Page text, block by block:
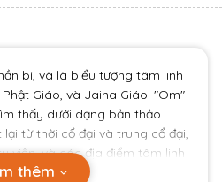
bí, và là biểu tượng tâm linh
Giáo, và Jaina Giáo. "Om"
thấy dưới dạng bản thảo
từ thời cổ đại và trung cổ đại,
viện, và các địa điểm tâm linh
thêm